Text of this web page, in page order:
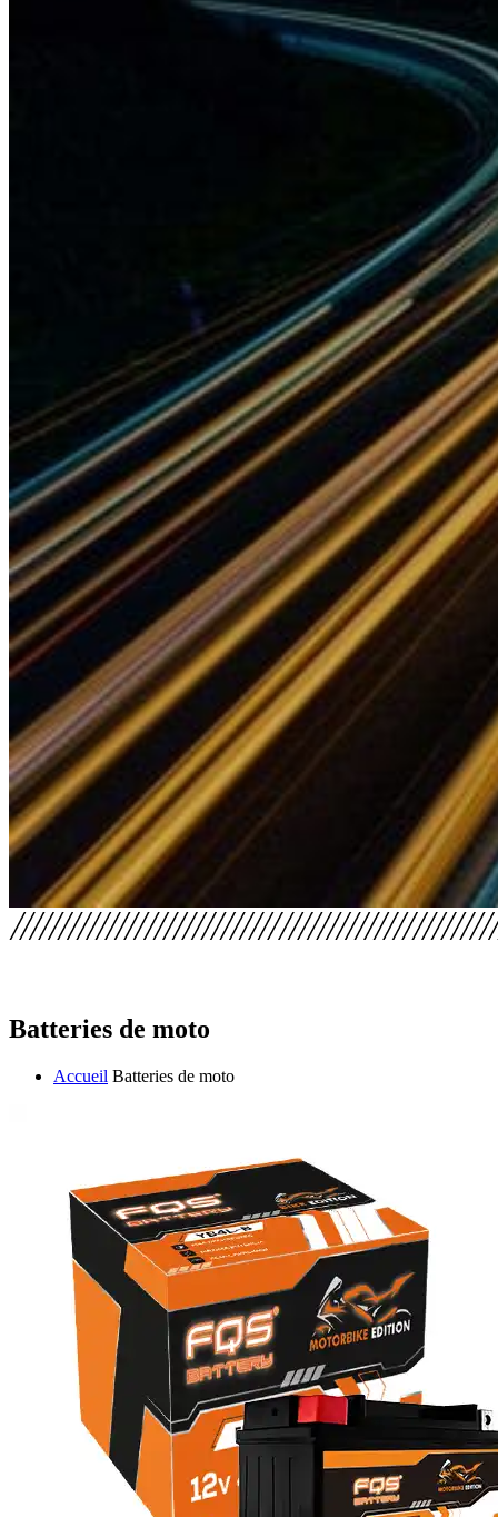
Batteries de moto
Accueil Batteries de moto